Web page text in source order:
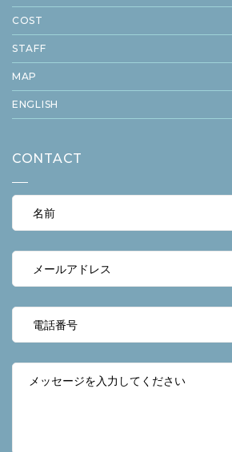
COST
STAFF
MAP
ENGLISH
CONTACT